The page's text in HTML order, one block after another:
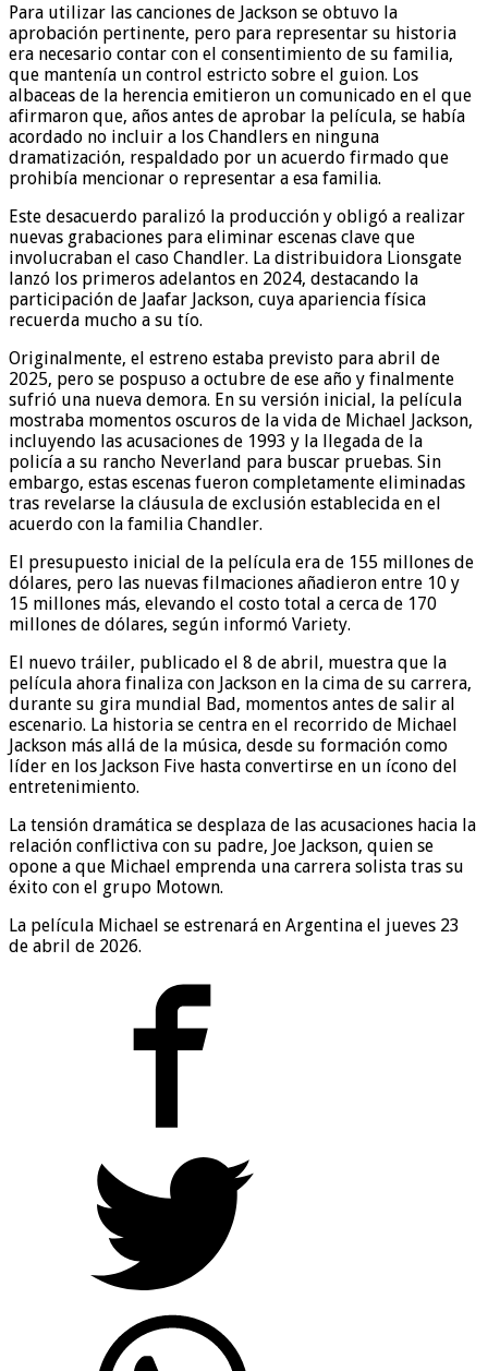
Para utilizar las canciones de Jackson se obtuvo la
aprobación pertinente, pero para representar su historia
era necesario contar con el consentimiento de su familia,
que mantenía un control estricto sobre el guion. Los
albaceas de la herencia emitieron un comunicado en el que
afirmaron que, años antes de aprobar la película, se había
acordado no incluir a los Chandlers en ninguna
dramatización, respaldado por un acuerdo firmado que
prohibía mencionar o representar a esa familia.
Este desacuerdo paralizó la producción y obligó a realizar
nuevas grabaciones para eliminar escenas clave que
involucraban el caso Chandler. La distribuidora Lionsgate
lanzó los primeros adelantos en 2024, destacando la
participación de Jaafar Jackson, cuya apariencia física
recuerda mucho a su tío.
Originalmente, el estreno estaba previsto para abril de
2025, pero se pospuso a octubre de ese año y finalmente
sufrió una nueva demora. En su versión inicial, la película
mostraba momentos oscuros de la vida de Michael Jackson,
incluyendo las acusaciones de 1993 y la llegada de la
policía a su rancho Neverland para buscar pruebas. Sin
embargo, estas escenas fueron completamente eliminadas
tras revelarse la cláusula de exclusión establecida en el
acuerdo con la familia Chandler.
El presupuesto inicial de la película era de 155 millones de
dólares, pero las nuevas filmaciones añadieron entre 10 y
15 millones más, elevando el costo total a cerca de 170
millones de dólares, según informó Variety.
El nuevo tráiler, publicado el 8 de abril, muestra que la
película ahora finaliza con Jackson en la cima de su carrera,
durante su gira mundial Bad, momentos antes de salir al
escenario. La historia se centra en el recorrido de Michael
Jackson más allá de la música, desde su formación como
líder en los Jackson Five hasta convertirse en un ícono del
entretenimiento.
La tensión dramática se desplaza de las acusaciones hacia la
relación conflictiva con su padre, Joe Jackson, quien se
opone a que Michael emprenda una carrera solista tras su
éxito con el grupo Motown.
La película Michael se estrenará en Argentina el jueves 23
de abril de 2026.